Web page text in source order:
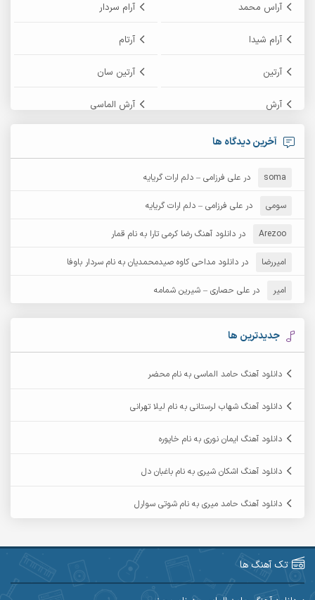
آراس محمد آرام سردار
آرام شیدا آرتام
آرتین آرتین سان
آرش آرش الماسی
آرش امامی
آرش دی جی 2
آرش عثمان
آرش مبهم آرش مستشیری
آرش مهرابی آرش نظری
آرشام
آرکاداش
آرین صیادی
آرین مریدی
آخرین دیدگاه ها
soma در علی فرزامی – دلم ارات گریایه
سومی در علی فرزامی – دلم ارات گریایه
Arezoo در دانلود آهنگ رضا کرمی تارا به نام قمار
امیررضا در دانلود مداحی کاوه صیدمحمدیان به نام سردار باوفا
امیر در علی حصاری – شیرین شمامه
جدیدترین ها
دانلود آهنگ حامد الماسی به نام محضر
دانلود آهنگ شهاب لرستانی به نام لیلا تهرانی
دانلود آهنگ ایمان نوری به نام خاپوره
دانلود آهنگ اشکان شیری به نام باغبان دل
دانلود آهنگ حامد میری به نام شوتی سوارل
تک آهنگ ها